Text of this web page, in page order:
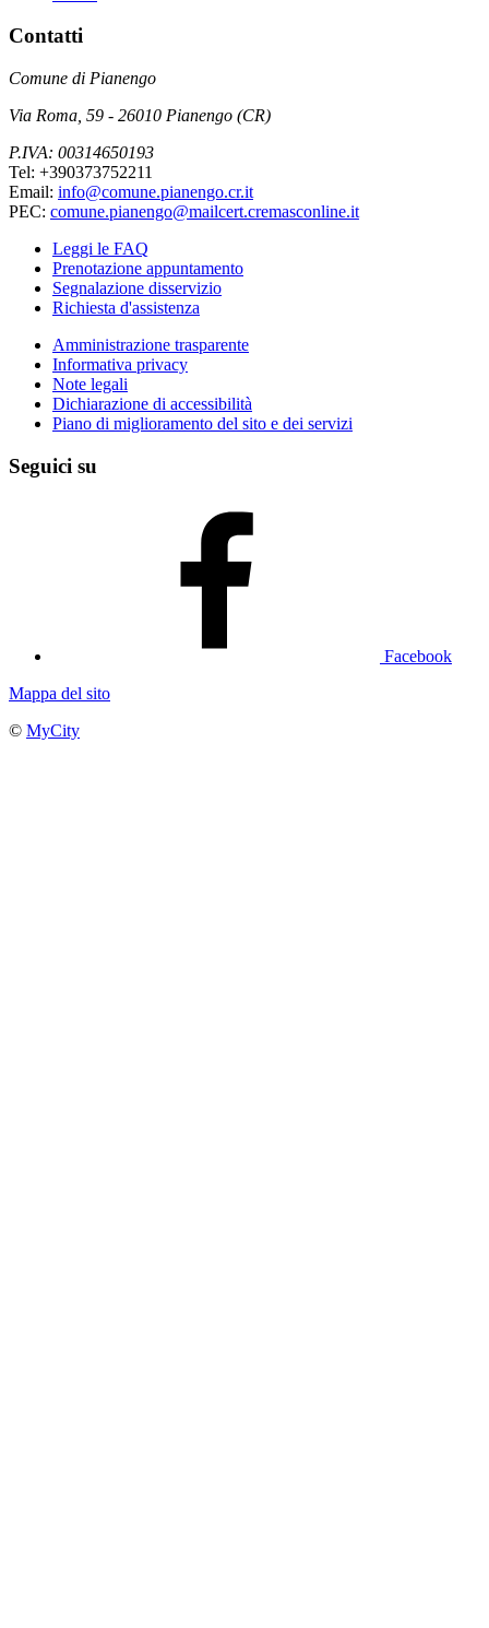
Contatti
Comune di Pianengo
Via Roma, 59 - 26010 Pianengo (CR)
P.IVA: 00314650193
Tel: +390373752211
Email: info@comune.pianengo.cr.it
PEC: comune.pianengo@mailcert.cremasconline.it
Leggi le FAQ
Prenotazione appuntamento
Segnalazione disservizio
Richiesta d'assistenza
Amministrazione trasparente
Informativa privacy
Note legali
Dichiarazione di accessibilità
Piano di miglioramento del sito e dei servizi
Seguici su
Facebook
Mappa del sito
© MyCity